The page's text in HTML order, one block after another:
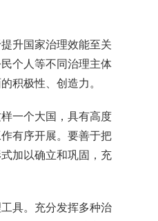
升国家治理效能至关
个人等不同治理主体
积极性、创造力。
一个大国，具有高度
有序开展。要善于把
加以确立和巩固，充
具。充分发挥多种治